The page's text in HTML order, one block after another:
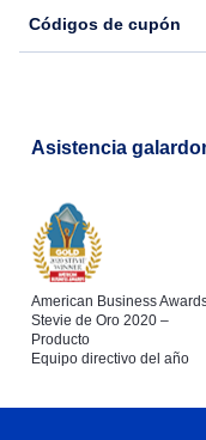
Códigos de cupón
Asistencia
American Business
Stevie de Oro 2020 –
Producto
Equipo directivo del año